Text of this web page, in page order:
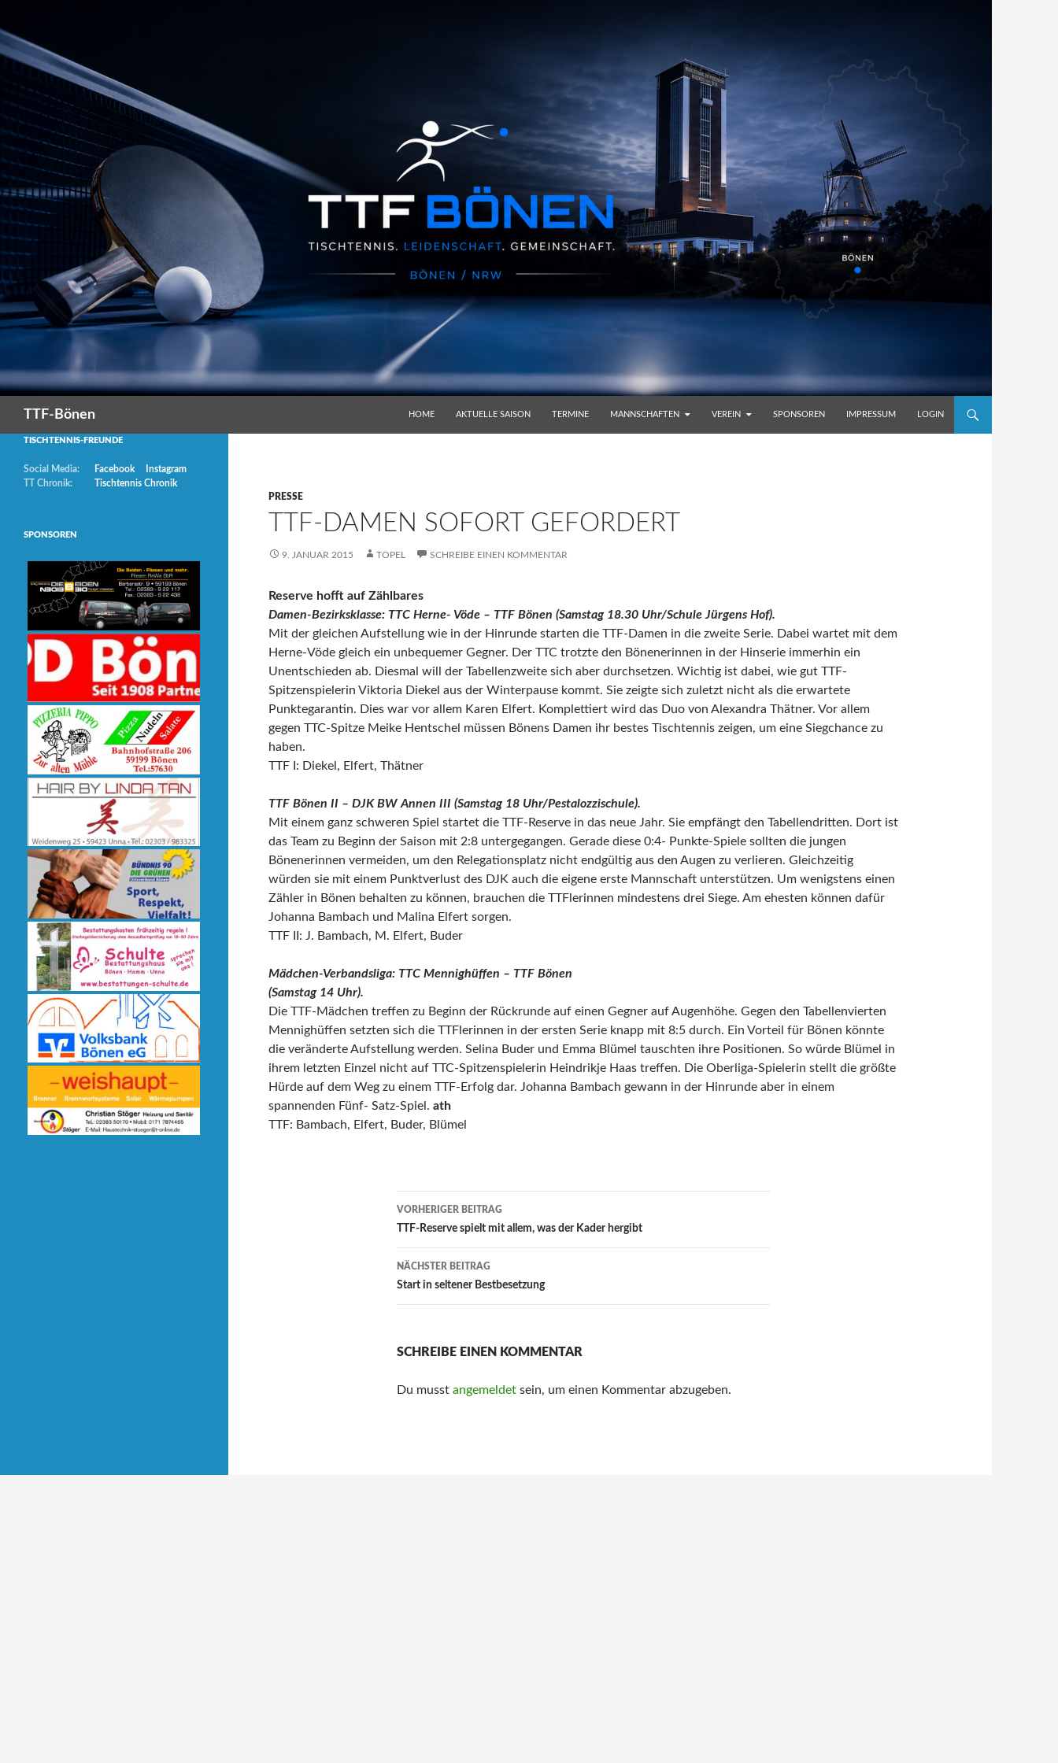
TTF-Bönen
HOME
AKTUELLE SAISON TERMINE MANNSCHAFTEN VEREIN SPONSOREN IMPRESSUM LOGIN
PRESSE
TTF-DAMEN SOFORT GEFORDERT
9. JANUAR 2015 TOPEL SCHREIBE EINEN KOMMENTAR
Reserve hofft auf Zählbares
Damen-Bezirksklasse: TTC Herne- Vöde – TTF Bönen (Samstag 18.30 Uhr/Schule Jürgens Hof).
Mit der gleichen Aufstellung wie in der Hinrunde starten die TTF-Damen in die zweite Serie. Dabei wartet mit dem
Herne-Vöde gleich ein unbequemer Gegner. Der TTC trotzte den Bönenerinnen in der Hinserie immerhin ein
Unentschieden ab. Diesmal will der Tabellenzweite sich aber durchsetzen. Wichtig ist dabei, wie gut TTF-
Spitzenspielerin Viktoria Diekel aus der Winterpause kommt. Sie zeigte sich zuletzt nicht als die erwartete
Punktegarantin. Dies war vor allem Karen Elfert. Komplettiert wird das Duo von Alexandra Thätner. Vor allem
gegen TTC-Spitze Meike Hentschel müssen Bönens Damen ihr bestes Tischtennis zeigen, um eine Siegchance zu
haben.
TTF I: Diekel, Elfert, Thätner
TTF Bönen II – DJK BW Annen III (Samstag 18 Uhr/Pestalozzischule).
Mit einem ganz schweren Spiel startet die TTF-Reserve in das neue Jahr. Sie empfängt den Tabellendritten. Dort ist
das Team zu Beginn der Saison mit 2:8 untergegangen. Gerade diese 0:4- Punkte-Spiele sollten die jungen
Bönenerinnen vermeiden, um den Relegationsplatz nicht endgültig aus den Augen zu verlieren. Gleichzeitig
würden sie mit einem Punktverlust des DJK auch die eigene erste Mannschaft unterstützen. Um wenigstens einen
Zähler in Bönen behalten zu können, brauchen die TTFlerinnen mindestens drei Siege. Am ehesten können dafür
Johanna Bambach und Malina Elfert sorgen.
TTF II: J. Bambach, M. Elfert, Buder
Mädchen-Verbandsliga: TTC Mennighüffen – TTF Bönen
(Samstag 14 Uhr).
Die TTF-Mädchen treffen zu Beginn der Rückrunde auf einen Gegner auf Augenhöhe. Gegen den Tabellenvierten
Mennighüffen setzten sich die TTFlerinnen in der ersten Serie knapp mit 8:5 durch. Ein Vorteil für Bönen könnte
die veränderte Aufstellung werden. Selina Buder und Emma Blümel tauschten ihre Positionen. So würde Blümel in
ihrem letzten Einzel nicht auf TTC-Spitzenspielerin Heindrikje Haas treffen. Die Oberliga-Spielerin stellt die größte
Hürde auf dem Weg zu einem TTF-Erfolg dar. Johanna Bambach gewann in der Hinrunde aber in einem
spannenden Fünf- Satz-Spiel. ath
TTF: Bambach, Elfert, Buder, Blümel
Beitrags-
Navigation
VORHERIGER BEITRAG
TTF-Reserve spielt mit allem, was der Kader hergibt
NÄCHSTER BEITRAG
Start in seltener Bestbesetzung
SCHREIBE EINEN KOMMENTAR
Du musst angemeldet sein, um einen Kommentar abzugeben.
TISCHTENNIS-FREUNDE
Social Media: Facebook
Instagram
TT Chronik:
Tischtennis Chronik
SPONSOREN